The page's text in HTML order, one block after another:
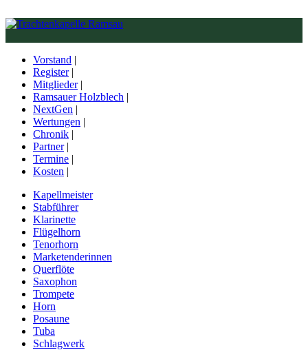
Vorstand |
Register|
Mitglieder|
Ramsauer Holzblech |
NextGen |
Wertungen |
Chronik |
Partner|
Termine |
Kosten |
Kapellmeister
Stabführer
Klarinette
Flügelhorn
Tenorhorn
Marketenderinnen
Querflöte
Saxophon
Trompete
Horn
Posaune
Tuba
Schlagwerk